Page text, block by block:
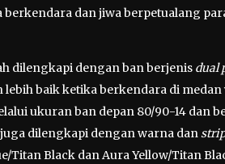
dan jiwa berpetualang
dilengkapi dengan ban berjenis dual
lebih baik ketika berkendara di
ukuran ban depan 80/90-14 dan
dilengkapi dengan warna dan
Titan Black dan Aura Yellow/Titan